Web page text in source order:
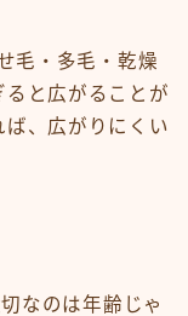
毛・多毛・乾燥
ると広がることが
、広がりにくい
なのは年齢じゃ